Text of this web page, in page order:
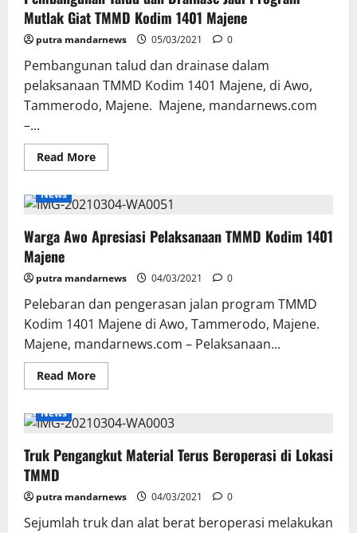
Jembatan
Terus
Kodim
Majene
Mutlak Giat TMMD Kodim 1401 Majene
putra mandarnews 05/03/2021 0
Pembangunan talud dan drainase dalam
pelaksanaan TMMD Kodim 1401 Majene, di Awo,
Tammerodo, Majene. Majene, mandarnews.com
–...
Read MoreRead
more
Talud
dan
Jadi
Program
TMMD
1401
Majene
News
Warga Awo Apresiasi Pelaksanaan TMMD Kodim 1401
Majene
putra mandarnews 04/03/2021 0
Pelebaran dan pengerasan jalan program TMMD
Kodim 1401 Majene di Awo, Tammerodo, Majene.
Majene, mandarnews.com – Pelaksanaan...
Read MoreRead
more
Awo
Apresiasi
TMMD
Kodim
News
Truk Pengangkut Material Terus Beroperasi di Lokasi
TMMD
putra mandarnews 04/03/2021 0
Sejumlah truk dan alat berat beroperasi melakukan